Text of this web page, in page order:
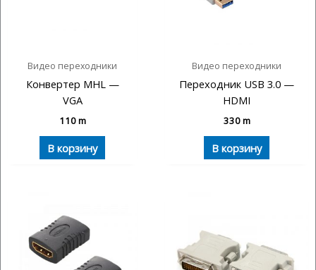
Видео переходники
Конвертер MHL —
VGA
110m
В корзину
Видео переходники
Переходник USB 3.0 —
HDMI
330m
В корзину